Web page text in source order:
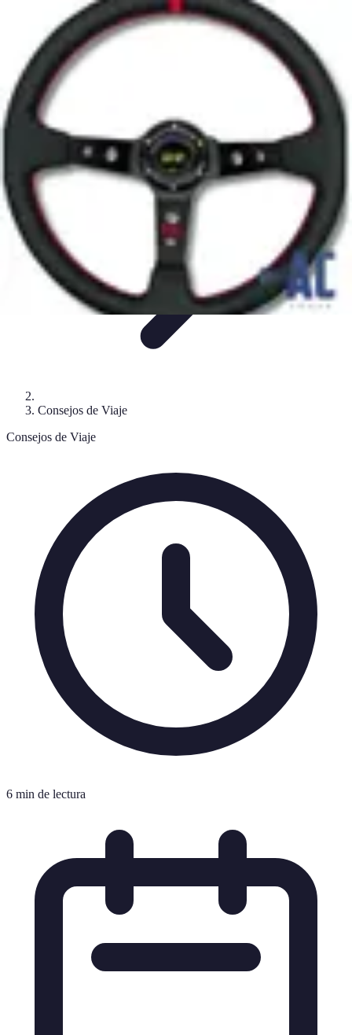
Encuentra Tu Hotel
Consejos de ReservaVacaciones en familiaVacaciones en
FamiliaConsejos para Reservar Consejos de Viaje
Encuentra Tu Hotel
Consejos de Viaje
Consejos de Viaje
6 min de lectura